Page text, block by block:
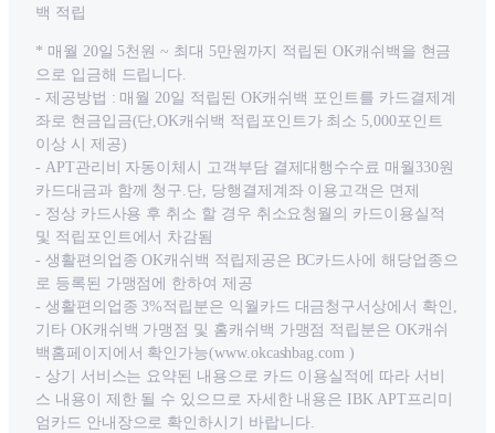
백 적립
* 매월 20일 5천원 ~ 최대 5만원까지 적립된 OK캐쉬백을 현금
으로 입금해 드립니다.
- 제공방법 : 매월 20일 적립된 OK캐쉬백 포인트를 카드결제계
좌로 현금입금(단,OK캐쉬백 적립포인트가 최소 5,000포인트
이상 시 제공)
- APT관리비 자동이체시 고객부담 결제대행수수료 매월330원
카드대금과 함께 청구.단, 당행결제계좌 이용고객은 면제
- 정상 카드사용 후 취소 할 경우 취소요청월의 카드이용실적
및 적립포인트에서 차감됨
- 생활편의업종 OK캐쉬백 적립제공은 BC카드사에 해당업종으
로 등록된 가맹점에 한하여 제공
- 생활편의업종 3%적립분은 익월카드 대금청구서상에서 확인,
기타 OK캐쉬백 가맹점 및 홈캐쉬백 가맹점 적립분은 OK캐쉬
백홈페이지에서 확인가능(www.okcashbag.com )
- 상기 서비스는 요약된 내용으로 카드 이용실적에 따라 서비
스 내용이 제한 될 수 있으므로 자세한 내용은 IBK APT프리미
엄카드 안내장으로 확인하시기 바랍니다.